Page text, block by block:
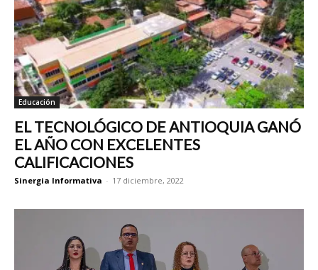
Educación
EL TECNOLÓGICO DE ANTIOQUIA GANÓ
EL AÑO CON EXCELENTES
CALIFICACIONES
Sinergia Informativa - 17 diciembre, 2022